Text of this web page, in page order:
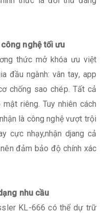
nghệ tối ưu
thức mở khóa ưu việt
đầu ngành: vân tay, app
chống sao chép. Tất cả
riêng. Tuy nhiên cách
là công nghệ vượt trội
cực nhạy,nhận djang cả
đảm bảo độ chính xác
nhu cầu
KL-666 có thể dự trữ